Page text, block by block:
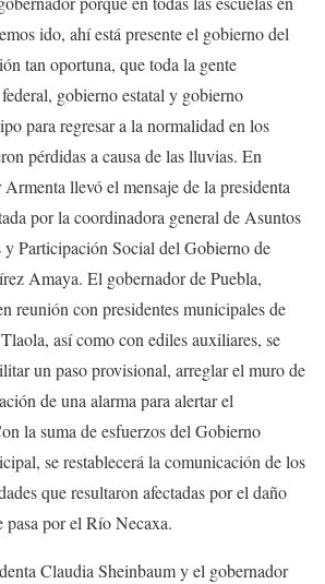
ido, ahí está presente el gobierno del
tan oportuna, que toda la gente
gobierno estatal y gobierno
para regresar a la normalidad en los
pérdidas a causa de las lluvias. En
llevó el mensaje de la presidenta
por la coordinadora general de Asuntos
y Participación Social del Gobierno de
Amaya. El gobernador de Puebla,
reunión con presidentes municipales de
así como con ediles auxiliares, se
un paso provisional, arreglar el muro de
de una alarma para alertar el
la suma de esfuerzos del Gobierno
se restablecerá la comunicación de los
que resultaron afectadas por el daño
pasa por el Río Necaxa.
Claudia Sheinbaum y el gobernador